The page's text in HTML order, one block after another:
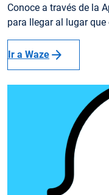
Conoce a través de la
para llegar al lugar que
Ir a Waze arrow_forward